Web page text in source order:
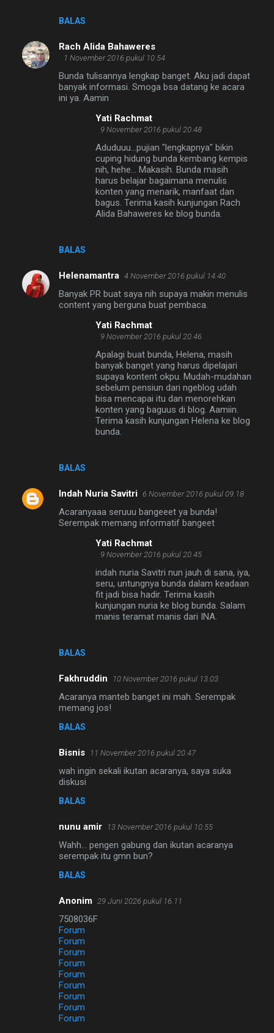
BALAS
Rach Alida Bahaweres
1 November 2016 pukul 10.54
Bunda tulisannya lengkap banget. Aku jadi dapat
banyak informasi. Smoga bsa datang ke acara
ini ya. Aamin
BALAS
Yati Rachmat
9 November 2016 pukul 20.48
Aduduuu...pujian "lengkapnya" bikin
cuping hidung bunda kembang kempis
nih, hehe... Makasih. Bunda masih
harus belajar bagaimana menulis
konten yang menarik, manfaat dan
bagus. Terima kasih kunjungan Rach
Alida Bahaweres ke blog bunda.
Helenamantra 4 November 2016 pukul 14.40
Banyak PR buat saya nih supaya makin menulis
content yang berguna buat pembaca.
BALAS
Yati Rachmat
9 November 2016 pukul 20.46
Apalagi buat bunda, Helena, masih
banyak banget yang harus dipelajari
supaya kontent okpu. Mudah-mudahan
sebelum pensiun dari ngeblog udah
bisa mencapai itu dan menorehkan
konten yang baguus di blog. Aamiin.
Terima kasih kunjungan Helena ke blog
bunda.
Indah Nuria Savitri 6 November 2016 pukul 09.18
Acaranyaaa seruuu bangeeet ya bunda!
Serempak memang informatif bangeet
BALAS
Yati Rachmat
9 November 2016 pukul 20.45
indah nuria Savitri nun jauh di sana, iya,
seru, untungnya bunda dalam keadaan
fit jadi bisa hadir. Terima kasih
kunjungan nuria ke blog bunda. Salam
manis teramat manis dari INA.
Fakhruddin 10 November 2016 pukul 13.03
Acaranya manteb banget ini mah. Serempak
memang jos!
BALAS
Bisnis 11 November 2016 pukul 20.47
wah ingin sekali ikutan acaranya, saya suka
diskusi
BALAS
nunu amir 13 November 2016 pukul 10.55
Wahh... pengen gabung dan ikutan acaranya
serempak itu gmn bun?
BALAS
Anonim 29 Juni 2026 pukul 16.11
7508036F
Forum
Forum
Forum
Forum
Forum
Forum
Forum
Forum
Forum